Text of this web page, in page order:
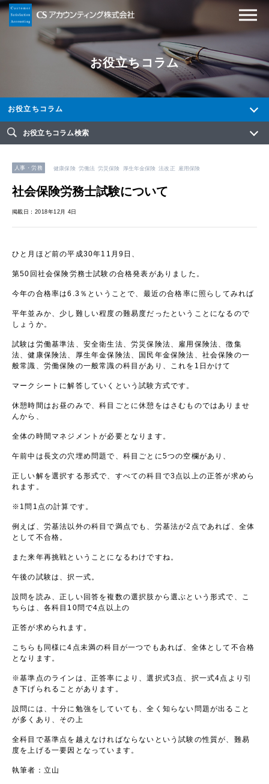
お役立ちコラム
お役立ちコラム
お役立ちコラム検索
人事・労務 健康保険 労働法 労災保険 厚生年金保険 法改正 雇用保険
社会保険労務士試験について
掲載日：2018年12月 4日
ひと月ほど前の平成30年11月9日、
第50回社会保険労務士試験の合格発表がありました。
今年の合格率は6.3％ということで、最近の合格率に照らしてみれば
平年並みか、少し難しい程度の難易度だったということになるので
しょうか。
試験は労働基準法、安全衛生法、労災保険法、雇用保険法、徴集
法、健康保険法、厚生年金保険法、国民年金保険法、社会保険の一
般常識、労働保険の一般常識の科目があり、これを1日かけて
マークシートに解答していくという試験方式です。
休憩時間はお昼のみで、科目ごとに休憩をはさむものではありませ
んから、
全体の時間マネジメントが必要となります。
午前中は長文の穴埋め問題で、科目ごとに5つの空欄があり、
正しい解を選択する形式で、すべての科目で3点以上の正答が求めら
れます。
※1問1点の計算です。
例えば、労基法以外の科目で満点でも、労基法が2点であれば、全体
として不合格。
また来年再挑戦ということになるわけですね。
午後の試験は、択一式。
設問を読み、正しい回答を複数の選択肢から選ぶという形式で、こ
ちらは、各科目10問で4点以上の
正答が求められます。
こちらも同様に4点未満の科目が一つでもあれば、全体として不合格
となります。
※基準点のラインは、正答率により、選択式3点、択一式4点より引
き下げられることがあります。
設問には、十分に勉強をしていても、全く知らない問題が出ること
が多くあり、その上
全科目で基準点を越えなければならないという試験の性質が、難易
度を上げる一要因となっています。
執筆者：立山